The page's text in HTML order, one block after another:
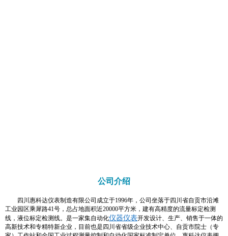
公司介绍
四川惠科达仪表制造有限公司成立于1996年，公司坐落于四川省自贡市沿滩
工业园区乘犀路41号，总占地面积近20000平方米，建有高精度的流量标定检测
线，液位标定检测线。是一家集自动化仪器仪表开发设计、生产、销售于一体的
高新技术和专精特新企业，目前也是四川省省级企业技术中心、自贡市院士（专